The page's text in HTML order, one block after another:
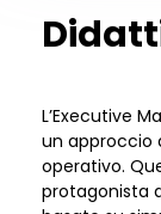
L’Executive
un approccio
operativo.
protagonista